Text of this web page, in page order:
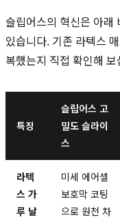
슬립어스의 혁신은 아래
있습니다. 기존 라텍스
복했는지 직접 확인해
특징
슬립어스 고
밀도 슬라이
스
라텍
스 가
루 날
미세 에어셀
보호막 코팅
으로 원천 차